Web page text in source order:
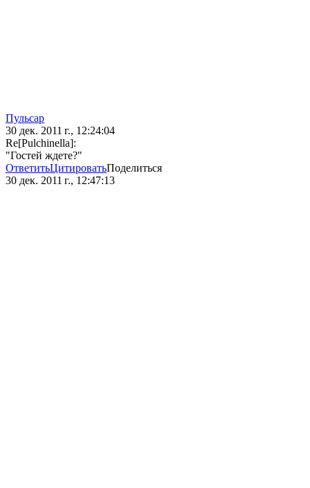
Пульсар
30 дек. 2011 г., 12:24:04
Re[Pulchinella]:
"Гостей ждете?"
ОтветитьЦитироватьПоделиться
30 дек. 2011 г., 12:47:13